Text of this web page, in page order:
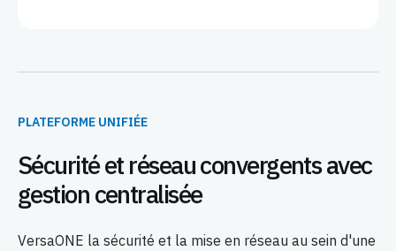
PLATEFORME UNIFIÉE
Sécurité et réseau convergents avec
gestion centralisée
VersaONE la sécurité et la mise en réseau au sein d'une